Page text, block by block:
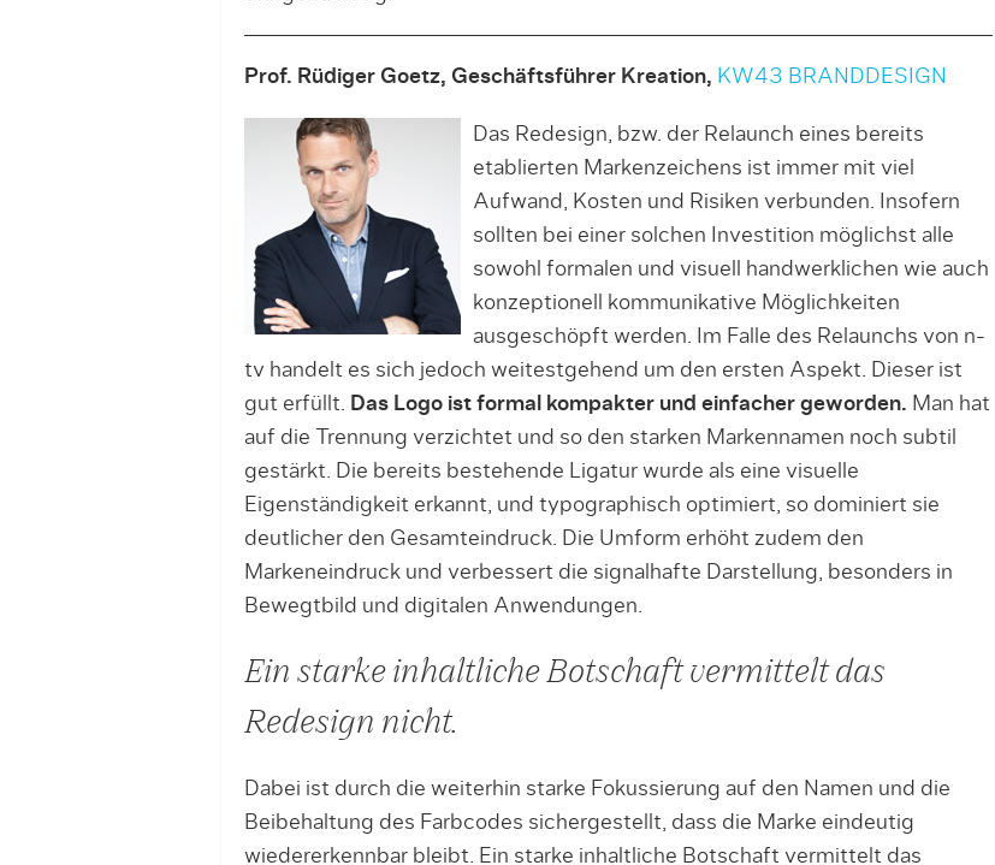
Prof. Rüdiger Goetz, Geschäftsführer Kreation, KW43 BRANDDESIGN
Das Redesign, bzw. der Relaunch eines bereits
etablierten Markenzeichens ist immer mit viel
Aufwand, Kosten und Risiken verbunden. Insofern
sollten bei einer solchen Investition möglichst alle
sowohl formalen und visuell handwerklichen wie auch
konzeptionell kommunikative Möglichkeiten
ausgeschöpft werden. Im Falle des Relaunchs von n-
tv handelt es sich jedoch weitestgehend um den ersten Aspekt. Dieser ist
gut erfüllt. Das Logo ist formal kompakter und einfacher geworden. Man hat
auf die Trennung verzichtet und so den starken Markennamen noch subtil
gestärkt. Die bereits bestehende Ligatur wurde als eine visuelle
Eigenständigkeit erkannt, und typographisch optimiert, so dominiert sie
deutlicher den Gesamteindruck. Die Umform erhöht zudem den
Markeneindruck und verbessert die signalhafte Darstellung, besonders in
Bewegtbild und digitalen Anwendungen.
Ein starke inhaltliche Botschaft vermittelt das
Redesign nicht.
Dabei ist durch die weiterhin starke Fokussierung auf den Namen und die
Beibehaltung des Farbcodes sichergestellt, dass die Marke eindeutig
wiedererkennbar bleibt. Ein starke inhaltliche Botschaft vermittelt das